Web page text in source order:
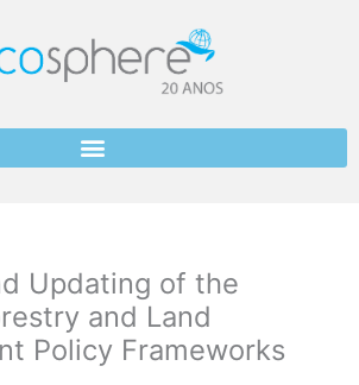
Updating of the
and Land
Policy Frameworks